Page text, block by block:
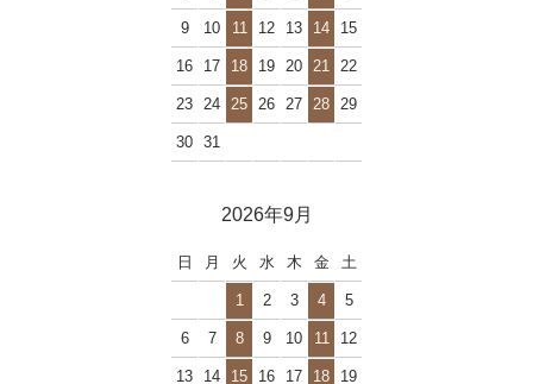
9 10 11 12 13 14 15
16 17 18 19 20 21 22
23 24 25 26 27 28 29
30 31
2026年9月
日 月 火 水 木 金 土
1 2 3 4 5
6 7 8 9 10 11 12
13 14 15 16 17 18 19